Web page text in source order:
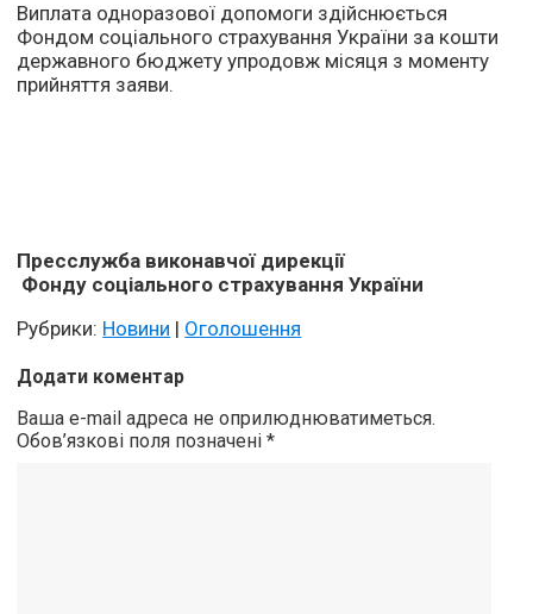
Виплата одноразової допомоги здійснюється
Фондом соціального страхування України за кошти
державного бюджету упродовж місяця з моменту
прийняття заяви.
Пресслужба виконавчоїдирекції
Фонду соціального страхування України
Рубрики: Новини | Оголошення
Додати коментар
Ваша e-mail адреса не оприлюднюватиметься.
Обов’язкові поля позначені*